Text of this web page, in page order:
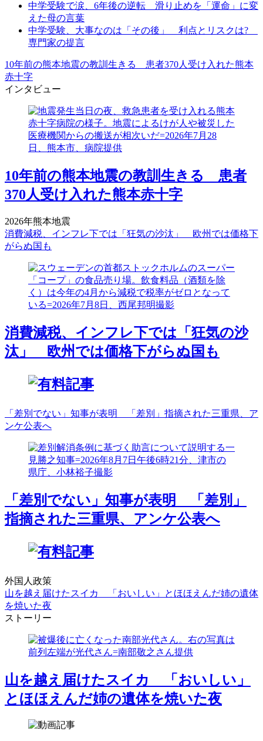
中学受験で涙、6年後の逆転 滑り止めを「運命」に変
えた母の言葉
中学受験、大事なのは「その後」 利点とリスクは?
専門家の提言
10年前の熊本地震の教訓生きる 患者370人受け入れた熊本
赤十字
インタビュー
10年前の熊本地震の教訓生きる 患者
370人受け入れた熊本赤十字
2026年熊本地震
消費減税、インフレ下では「狂気の沙汰」 欧州では価格下
がらぬ国も
消費減税、インフレ下では「狂気の沙
汰」 欧州では価格下がらぬ国も
「差別でない」知事が表明 「差別」指摘された三重県、ア
ンケ公表へ
「差別でない」知事が表明 「差別」
指摘された三重県、アンケ公表へ
外国人政策
山を越え届けたスイカ 「おいしい」とほほえんだ姉の遺体
を焼いた夜
ストーリー
山を越え届けたスイカ 「おいしい」
とほほえんだ姉の遺体を焼いた夜